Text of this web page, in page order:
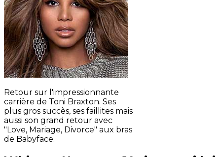
Retour sur l'impressionnante
carrière de Toni Braxton. Ses
plus gros succès, ses faillites mais
aussi son grand retour avec
"Love, Mariage, Divorce" aux bras
de Babyface.